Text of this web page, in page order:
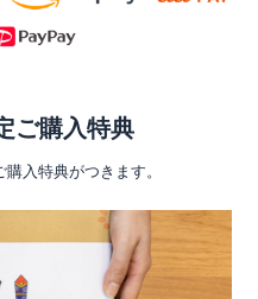
ご購入特典
入特典がつきます。